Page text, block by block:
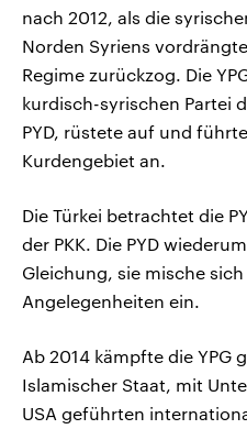
nach 2012, als die
Norden Syriens
Regime zurückzog. Die
kurdisch-syrischen Partei
PYD, rüstete auf und
Kurdengebiet an.
Die Türkei betrachtet die
der PKK. Die PYD
Gleichung, sie mische
Angelegenheiten ein.
Ab 2014 kämpfte die YPG
Islamischer Staat, mit
USA geführten